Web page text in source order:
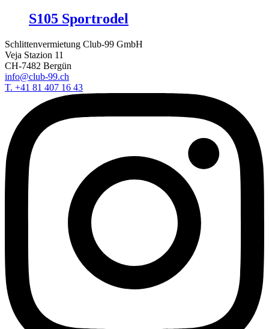
S105 Sportrodel
Schlittenvermietung Club-99 GmbH
Veja Stazion 11
CH-7482 Bergün
info@club-99.ch
T. +41 81 407 16 43